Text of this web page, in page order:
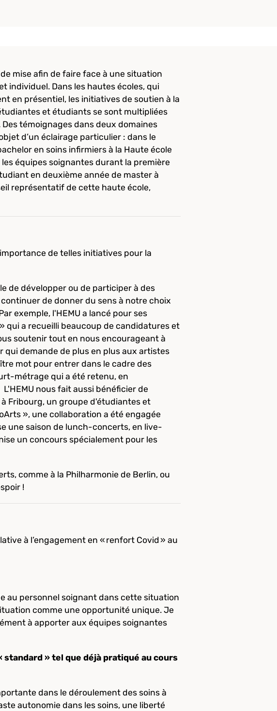
mise afin de faire face à une situation
individuel. Dans les hautes écoles, qui
en présentiel, les initiatives de soutien à la
et étudiants se sont multipliées
témoignages dans deux domaines
d’un éclairage particulier : dans le
en soins infirmiers à la Haute école
équipes soignantes durant la première
en deuxième année de master à
représentatif de cette haute école,
de telles initiatives pour la
de développer ou de participer à des
de donner du sens à notre choix
exemple, l'HEMU a lancé pour ses
qui a recueilli beaucoup de candidatures et
soutenir tout en nous encourageant à
demande de plus en plus aux artistes
mot pour entrer dans le cadre des
métrage qui a été retenu, en
nous fait aussi bénéficier de
Fribourg, un groupe d'étudiantes et
», une collaboration a été engagée
une saison de lunch-concerts, en live-
un concours spécialement pour les
comme à la Philharmonie de Berlin, ou
!
à l’engagement en « renfort Covid » au
au personnel soignant dans cette situation
comme une opportunité unique. Je
à apporter aux équipes soignantes
» tel que déjà pratiqué au cours
dans le déroulement des soins à
autonomie dans les soins, une liberté